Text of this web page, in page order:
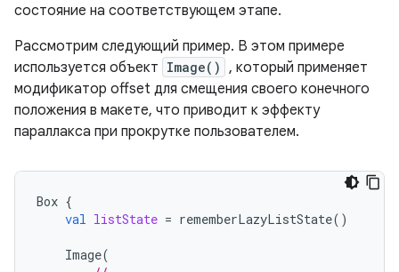
состояние на соответствующем этапе.
Рассмотрим следующий пример. В этом примере
используется объект Image() , который применяет
модификатор offset для смещения своего конечного
положения в макете, что приводит к эффекту
параллакса при прокрутке пользователем.
Box {
val listState = rememberLazyListState()
Image(